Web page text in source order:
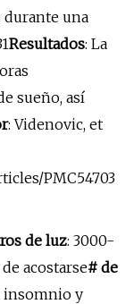
durante una
Resultados: La
sueño, así
: Videnovic, et
PMC54703
de luz: 3000-
acostarse# de
insomnio y